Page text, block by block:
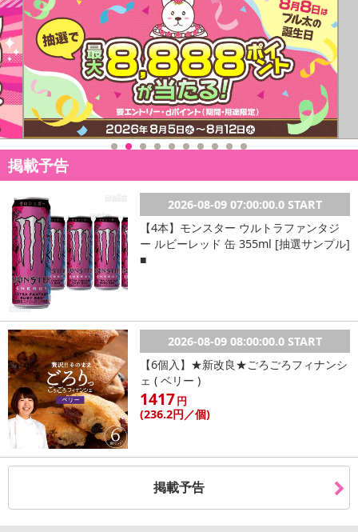
掲載予告
2026-08-09 07:00:00.0 START
【4本】モンスター ウルトラファンタジ
ー ルビーレッド 缶 355ml [抽選サンプル]
■
2026-08-09 08:00:00.0 START
【6個入】★新改良★ごろごろフィナンシ
ェ ( ベリー )
1417円
(236.2円 ／個)
掲載予告